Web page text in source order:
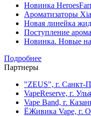
Новинка
Ароматизаторы
Новая линейка
Поступление
Новинка. Новые
Подробнее
Партнеры
"ZEUS", г. Санкт-
VapeReserve, г.
Vape Band, г.
ЁЖивика Vape, г.